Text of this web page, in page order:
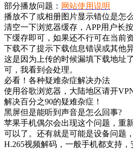
部分播放问题： 网站使用说明
播放不了或相册图片显示错位是怎
清空一下浏览器缓存，APP用户长
下缓存即可，如果还不行可在当前
下载不了提示下载信息错误或其他
这是因为上传的时候漏填下载地址
可，我看到会处理。
必看！各种疑难杂症解决办法
使用谷歌浏览器，大陆地区请开
解决百分之90的疑难杂症！
黑屏但是能听到声音是怎么回事?
苹果手机偶尔会出现这个问题，重
可以了。还有就是可能是设备问题
H.265视频解码，一般手机都支持